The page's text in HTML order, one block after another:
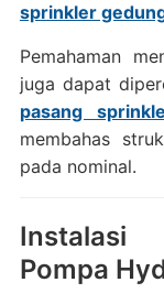
sprinkler
Pemahaman
juga dapat
pasang
membahas
pada nominal.
Instalasi
Pompa